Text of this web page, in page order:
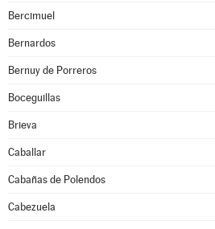
Bercimuel
Bernardos
Bernuy de Porreros
Boceguillas
Brieva
Caballar
Cabañas de Polendos
Cabezuela